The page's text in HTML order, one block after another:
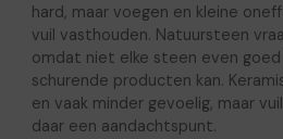
hard, maar voegen en kleine
vuil vasthouden. Natuursteen
omdat niet elke steen even
schurende producten kan.
en vaak minder gevoelig, maar
daar een aandachtspunt.